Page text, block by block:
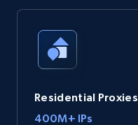
Residential Proxies
400M+ IPs